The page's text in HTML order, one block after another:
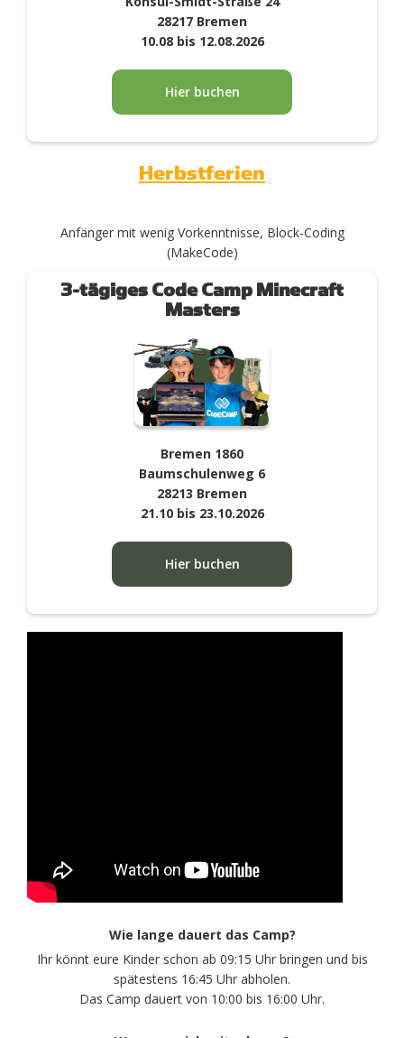
28217 Bremen
10.08 bis 12.08.2026
Hier buchen
Herbstferien
Anfänger mit wenig Vorkenntnisse, Block-Coding
(MakeCode)
3-tägiges Code Camp Minecraft
Masters
Bremen 1860
Baumschulenweg 6
28213 Bremen
21.10 bis 23.10.2026
Hier buchen
Wie lange dauert das Camp?
Ihr könnt eure Kinder schon ab 09:15 Uhr bringen und bis
spätestens 16:45 Uhr abholen.
Das Camp dauert von 10:00 bis 16:00 Uhr.